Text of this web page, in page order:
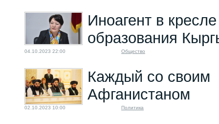
Иноагент в
образования
04.10.2023 22:00 Общество
Каждый со своим
Афганистаном
02.10.2023 10:00 Политика